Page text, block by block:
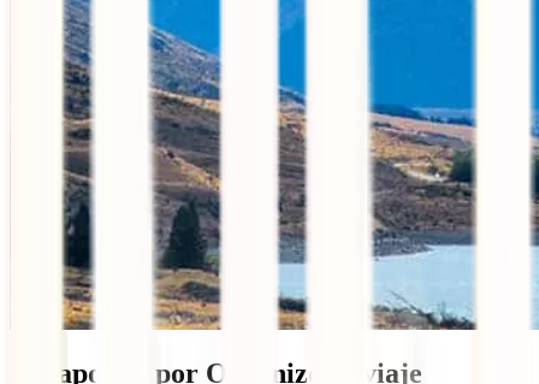
8. Laponia, por Organizo tu viaje